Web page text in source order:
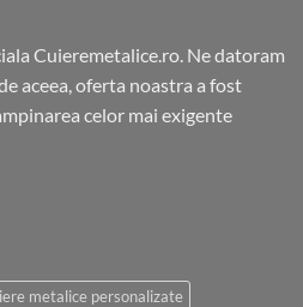
Cuieremetalice.ro. Ne datoram
aceea, oferta noastra a fost
celor mai exigente
metalice personalizate